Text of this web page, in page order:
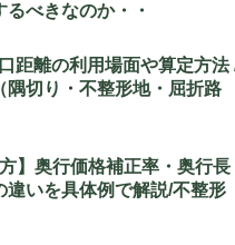
べきなのか・・
距離の利用場面や算定方法
切り・不整形地・屈折路
】奥行価格補正率・奥行長
いを具体例で解説/不整形